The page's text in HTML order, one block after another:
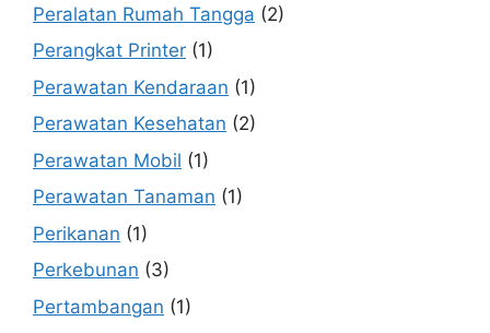
Peralatan Rumah Tangga (2)
Perangkat Printer (1)
Perawatan Kendaraan (1)
Perawatan Kesehatan (2)
Perawatan Mobil (1)
Perawatan Tanaman (1)
Perikanan (1)
Perkebunan (3)
Pertambangan (1)